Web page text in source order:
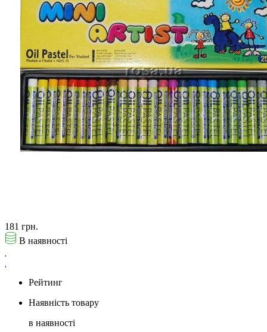
181 грн.
В наявності
Рейтинг
Наявність товару
в наявності